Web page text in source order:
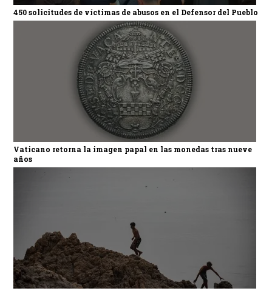
450 solicitudes de víctimas de abusos en el Defensor del Pueblo
Vaticano retorna la imagen papal en las monedas tras nueve
años